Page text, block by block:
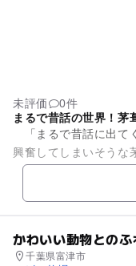
未評価
0件
まるで昔話の世界！茅
「まるで昔話に出て
興奮してしまいそうな
これらは江戸時代中
家」と江戸時代末期に
かわいい動物との
千葉県富津市